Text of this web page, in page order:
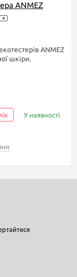
ANMEZ
ANMEZ
шкіри.
У наявності